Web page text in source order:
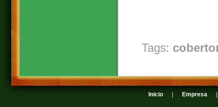
Tags:
Inicio Empresa